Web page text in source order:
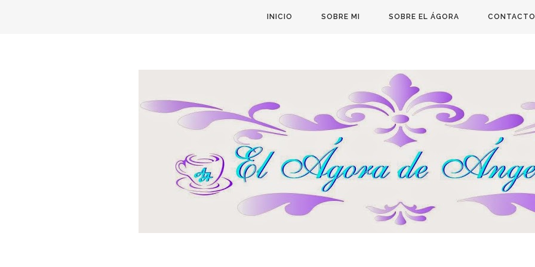
INICIO SOBRE MI SOBRE EL ÁGORA CONTACTO